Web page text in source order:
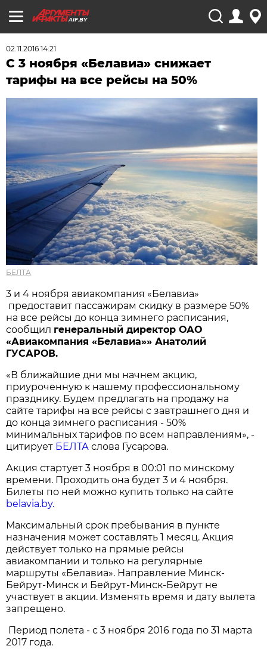
AIF.BY
02.11.2016 14:21
С 3 ноября «Белавиа» снижает
тарифы на все рейсы на 50%
БЕЛТА
3 и 4 ноября авиакомпания «Белавиа»
предоставит пассажирам скидку в размере 50%
на все рейсы до конца зимнего расписания,
сообщил генеральный директор ОАО
«Авиакомпания «Белавиа»» Анатолий
ГУСАРОВ.
«В ближайшие дни мы начнем акцию,
приуроченную к нашему профессиональному
празднику. Будем предлагать на продажу на
сайте тарифы на все рейсы с завтрашнего дня и
до конца зимнего расписания - 50%
минимальных тарифов по всем направлениям», -
цитирует БЕЛТА слова Гусарова.
Акция стартует 3 ноября в 00:01 по минскому
времени. Проходить она будет 3 и 4 ноября.
Билеты по ней можно купить только на сайте
belavia.by.
Максимальный срок пребывания в пункте
назначения может составлять 1 месяц. Акция
действует только на прямые рейсы
авиакомпании и только на регулярные
маршруты «Белавиа». Направление Минск-
Бейрут-Минск и Бейрут-Минск-Бейрут не
участвует в акции. Изменять время и дату вылета
запрещено.
Период полета - с 3 ноября 2016 года по 31 марта
2017 года.